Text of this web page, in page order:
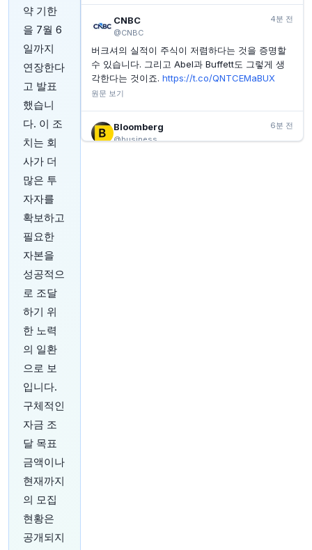
약 기한
을 7월 6
일까지
연장한다
고 발표
했습니
다. 이 조
치는 회
사가 더
많은 투
자자를
확보하고
필요한
자본을
성공적으
로 조달
하기 위
한 노력
의 일환
으로 보
입니다.
구체적인
자금 조
달 목표
금액이나
현재까지
의 모집
현황은
공개되지
YAHOO FINANCE 25분 전
플루어 주가 오늘 급등 이유
YAHOO FINANCE
주식 시장 랠리 지속; SpaceX, Palantir, Sandisk, 주요
실적 발표 주도: 주간 리뷰
CNBC
@CNBC
4분 전
버크셔의 실적이 주식이 저렴하다는 것을 증명할
수 있습니다. 그리고 Abel과 Buffett도 그렇게 생
각한다는 것이죠. https://t.co/QNTCEMaBUX
원문 보기
Bloomberg
@business
6분 전